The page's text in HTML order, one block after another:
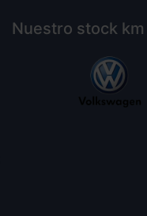
Nuestro stock